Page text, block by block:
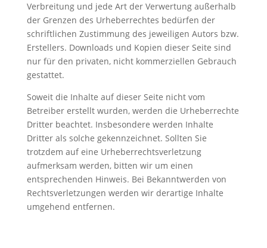
Verbreitung und jede Art der Verwertung außerhalb
der Grenzen des Urheberrechtes bedürfen der
schriftlichen Zustimmung des jeweiligen Autors bzw.
Erstellers. Downloads und Kopien dieser Seite sind
nur für den privaten, nicht kommerziellen Gebrauch
gestattet.
Soweit die Inhalte auf dieser Seite nicht vom
Betreiber erstellt wurden, werden die Urheberrechte
Dritter beachtet. Insbesondere werden Inhalte
Dritter als solche gekennzeichnet. Sollten Sie
trotzdem auf eine Urheberrechtsverletzung
aufmerksam werden, bitten wir um einen
entsprechenden Hinweis. Bei Bekanntwerden von
Rechtsverletzungen werden wir derartige Inhalte
umgehend entfernen.